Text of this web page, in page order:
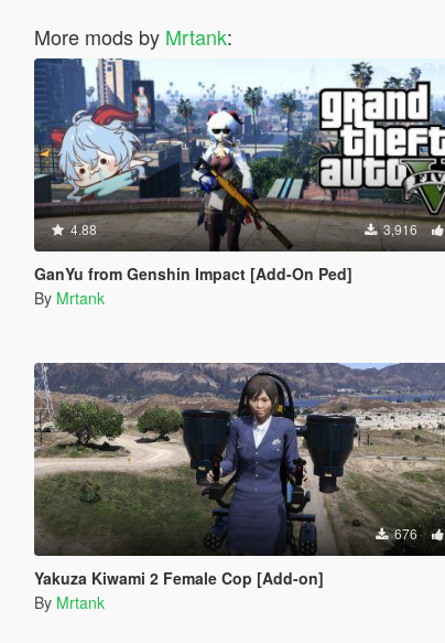
More mods by Mrtank:
4.88 3,916
GanYu from Genshin Impact [Add-On Ped]
By Mrtank
676
Yakuza Kiwami 2 Female Cop [Add-on]
By Mrtank